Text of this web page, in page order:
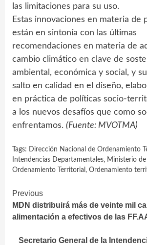
las limitaciones para su uso.
Estas innovaciones en materia de
están en sintonía con las últimas
recomendaciones en materia de
cambio climático en clave de
ambiental, económica y social, y
salto en calidad en el diseño,
en práctica de políticas socio-
a los nuevos desafíos que como
enfrentamos. (Fuente: MVOTMA)
Tags: Dirección Nacional de Ordenamiento
Intendencias Departamentales, Ministerio
Ordenamiento Territorial , Ordenamiento
Continue
Reading
Previous
MDN distribuirá más de veinte mil
alimentación a efectivos de las
Secretario General de la